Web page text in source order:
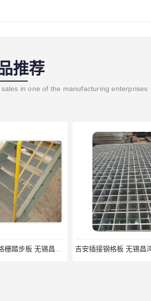
推荐
in one of the manufacturing enterprises
锡林郭勒盟钢格栅踏步板 无锡昌鸿钢格板有限公司